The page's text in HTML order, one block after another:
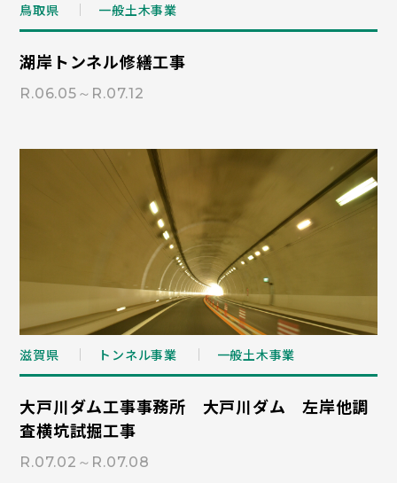
鳥取県 一般土木事業
湖岸トンネル修繕工事
R.06.05～R.07.12
滋賀県 トンネル事業 一般土木事業
大戸川ダム工事事務所 大戸川ダム 左岸他調
査横坑試掘工事
R.07.02～R.07.08